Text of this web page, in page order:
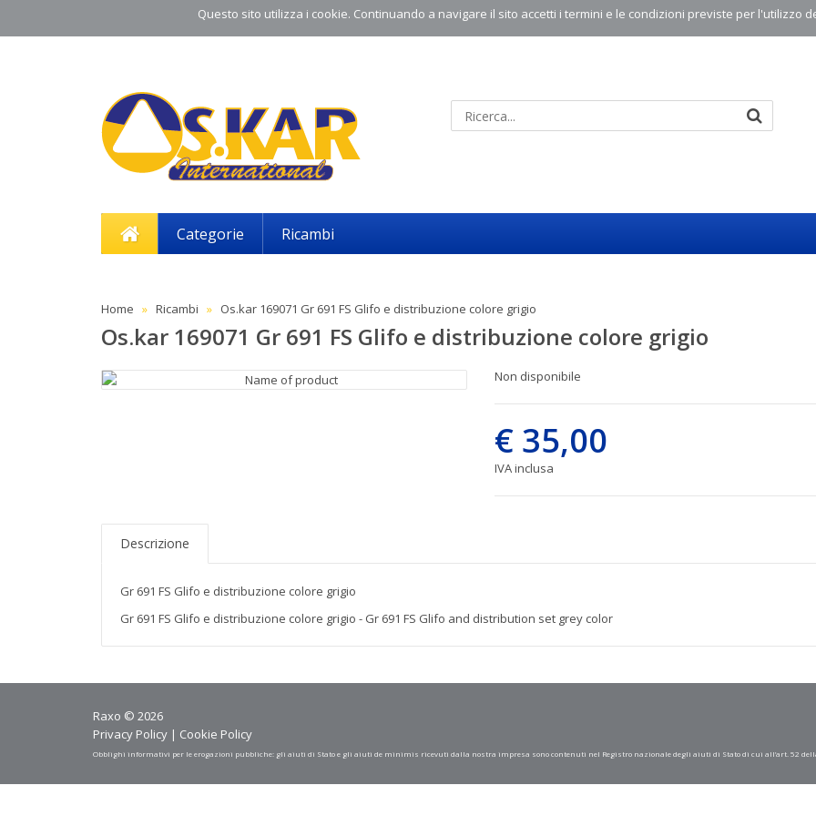
Questo sito utilizza i cookie. Continuando a navigare il sito accetti i termini e le condizioni previste per l'utilizzo
Categorie Ricambi
Home Ricambi Os.kar 169071 Gr 691 FS Glifo e distribuzione colore grigio
Os.kar 169071 Gr 691 FS Glifo e distribuzione colore grigio
Non disponibile
€ 35,00
IVA inclusa
Descrizione
Gr 691 FS Glifo e distribuzione colore grigio
Gr 691 FS Glifo e distribuzione colore grigio - Gr 691 FS Glifo and distribution set grey color
Raxo © 2026
Privacy Policy | Cookie Policy
Obblighi informativi per le erogazioni pubbliche: gli aiuti di Stato e gli aiuti de minimis ricevuti dalla nostra impresa sono contenuti nel Registro nazionale degli aiuti di Stato di cui all’art. 52 della